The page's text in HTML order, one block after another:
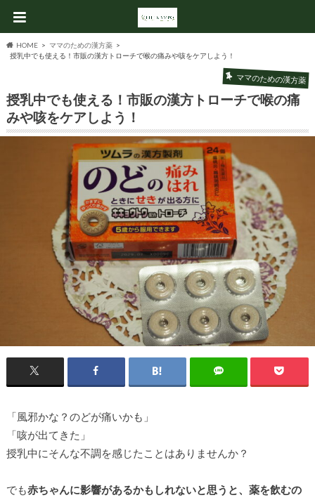
HOME
ママのための漢方薬
授乳中でも使える！市販の漢方トローチで喉の痛みや咳をケアしよう！
ママのための漢方薬
授乳中でも使える！市販の漢方トローチで喉の痛
みや咳をケアしよう！
「風邪かな？のどが痛いかも」
「咳が出てきた」
授乳中にそんな不調を感じたことはありませんか？
でも赤ちゃんに影響があるかもしれないと思うと、薬を飲むの